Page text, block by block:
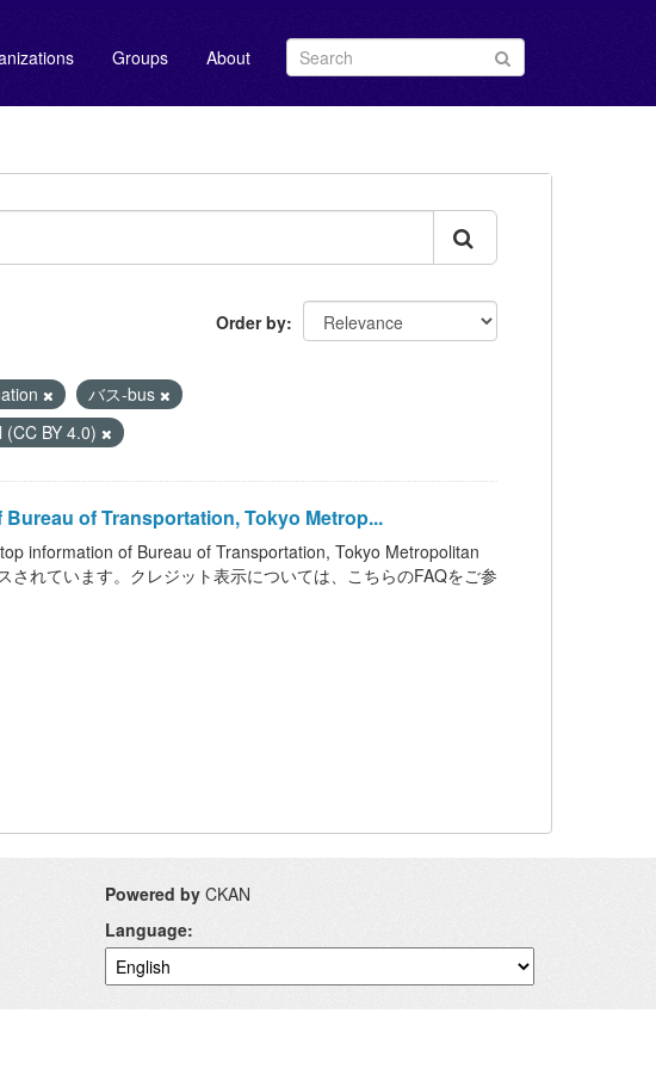
Groups About
Order by
バス-bus
BY 4.0)
of Transportation, Tokyo Metrop...
information of Bureau of Transportation, Tokyo Metropolitan
れています。クレジット表示については、こちらのFAQをご参
Powered by CKAN
Language